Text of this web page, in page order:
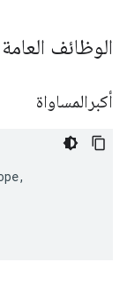
الوظائف العامة
أكبرالمساواة
,